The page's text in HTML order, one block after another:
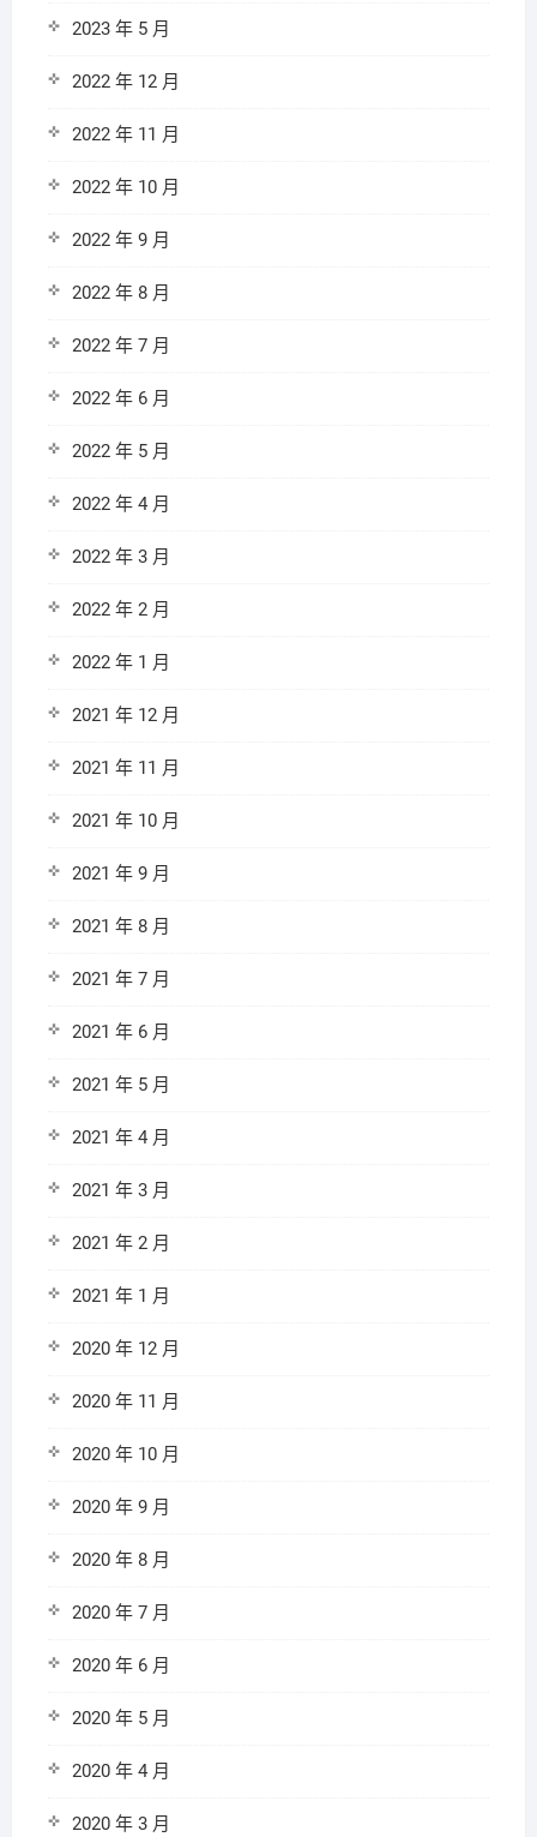
2023 年 5 月
2022 年 12 月
2022 年 11 月
2022 年 10 月
2022 年 9 月
2022 年 8 月
2022 年 7 月
2022 年 6 月
2022 年 5 月
2022 年 4 月
2022 年 3 月
2022 年 2 月
2022 年 1 月
2021 年 12 月
2021 年 11 月
2021 年 10 月
2021 年 9 月
2021 年 8 月
2021 年 7 月
2021 年 6 月
2021 年 5 月
2021 年 4 月
2021 年 3 月
2021 年 2 月
2021 年 1 月
2020 年 12 月
2020 年 11 月
2020 年 10 月
2020 年 9 月
2020 年 8 月
2020 年 7 月
2020 年 6 月
2020 年 5 月
2020 年 4 月
2020 年 3 月